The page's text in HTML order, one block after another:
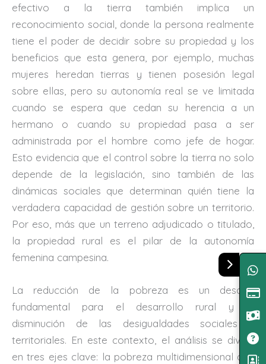
efectivo a la tierra también implica un
reconocimiento social, donde la persona realmente
tiene el poder de decidir sobre su propiedad y los
beneficios que esta genera, por ejemplo, muchas
mujeres heredan tierras y tienen posesión legal
sobre ellas, pero su autonomía real se ve limitada
cuando se espera que cedan su herencia a un
hermano o cuando su propiedad pasa a ser
administrada por el hombre como jefe de hogar.
Esto evidencia que el control sobre la tierra no solo
depende de la legislación, sino también de las
dinámicas sociales que determinan quién tiene la
verdadera capacidad de gestión sobre un territorio.
Por eso, más que un terreno adjudicado o titulado,
la propiedad rural es el pilar de la autonomía
femenina campesina.
La reducción de la pobreza es un desafío
fundamental para el desarrollo rural y la
disminución de las desigualdades sociales y
territoriales. En este contexto, el análisis se divide
en tres ejes clave: la pobreza multidimensional que